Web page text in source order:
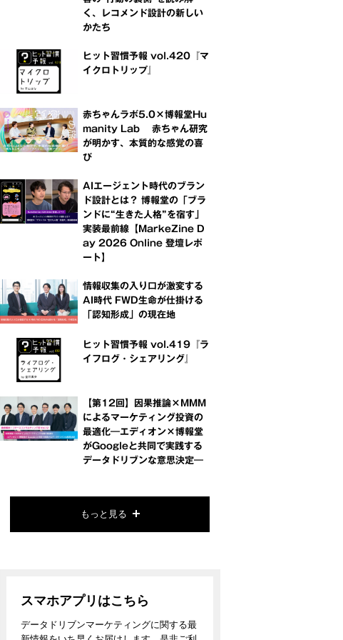
く、レコメンド設計の新しい
かたち
ヒット習慣予報 vol.420『マ
イクロトリップ』
赤ちゃんラボ5.0×博報堂Hu
manity Lab 赤ちゃん研究
が明かす、本質的な感覚の喜
び
AIエージェント時代のブラン
ド設計とは？ 博報堂の「ブラ
ンドに“生きた人格”を宿す」
実装最前線【MarkeZine D
ay 2026 Online 登壇レポ
ート】
情報収集の入り口が激変する
AI時代 FWD生命が仕掛ける
「認知形成」の現在地
ヒット習慣予報 vol.419『ラ
イフログ・シェアリング』
【第12回】因果推論×MMM
によるマーケティング投資の
最適化―エディオン×博報堂
がGoogleと共同で実践する
データドリブンな意思決定―
もっと見る
スマホアプリはこちら
データドリブンマーケティングに関する最